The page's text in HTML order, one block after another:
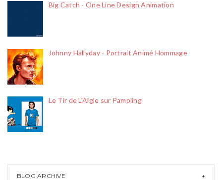
Big Catch - One Line Design Animation
Johnny Hallyday - Portrait Animé Hommage
Le Tir de L'Aigle sur Pampling
BLOG ARCHIVE